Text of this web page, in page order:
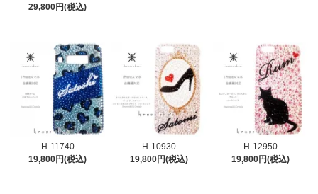
29,800円(税込)
H-11740
19,800円(税込)
H-10930
19,800円(税込)
H-12950
19,800円(税込)